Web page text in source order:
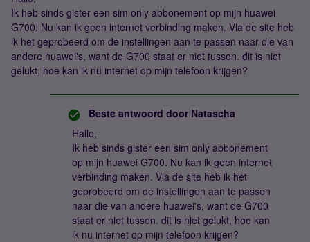
Ik heb sinds gister een sim only abbonement op mijn huawei
G700. Nu kan ik geen internet verbinding maken. Via de site heb
ik het geprobeerd om de instellingen aan te passen naar die van
andere huawei's, want de G700 staat er niet tussen. dit is niet
gelukt, hoe kan ik nu internet op mijn telefoon krijgen?
Beste antwoord door Natascha
Hallo,
Ik heb sinds gister een sim only abbonement
op mijn huawei G700. Nu kan ik geen internet
verbinding maken. Via de site heb ik het
geprobeerd om de instellingen aan te passen
naar die van andere huawei's, want de G700
staat er niet tussen. dit is niet gelukt, hoe kan
ik nu internet op mijn telefoon krijgen?